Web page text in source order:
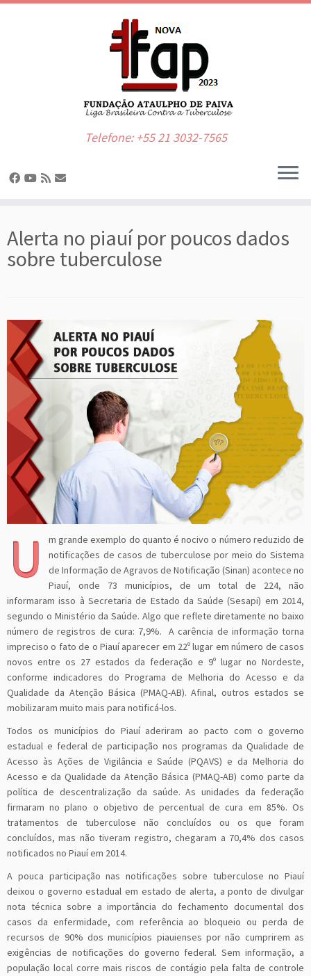
content
Telefone: +55 21 3032-7565
Alerta no piauí por poucos dados
sobre tuberculose
U
m grande exemplo do quanto é nocivo o número reduzido de
notificações de casos de tuberculose por meio do Sistema
de Informação de Agravos de Notificação (Sinan) acontece no
Piauí, onde 73 municípios, de um total de 224, não
informaram isso à Secretaria de Estado da Saúde (Sesapi) em 2014,
segundo o Ministério da Saúde. Algo que reflete diretamente no baixo
número de registros de cura: 7,9%. A carência de informação torna
impreciso o fato de o Piauí aparecer em 22º lugar em número de casos
novos entre os 27 estados da federação e 9º lugar no Nordeste,
conforme indicadores do Programa de Melhoria do Acesso e da
Qualidade da Atenção Básica (PMAQ-AB). Afinal, outros estados se
mobilizaram muito mais para notificá-los.
Todos os municípios do Piauí aderiram ao pacto com o governo
estadual e federal de participação nos programas da Qualidade de
Acesso às Ações de Vigilância e Saúde (PQAVS) e da Melhoria do
Acesso e da Qualidade da Atenção Básica (PMAQ-AB) como parte da
política de descentralização da saúde. As unidades da federação
firmaram no plano o objetivo de percentual de cura em 85%. Os
tratamentos de tuberculose não concluídos ou os que foram
concluídos, mas não tiveram registro, chegaram a 70,4% dos casos
notificados no Piauí em 2014.
A pouca participação nas notificações sobre tuberculose no Piauí
deixou o governo estadual em estado de alerta, a ponto de divulgar
nota técnica sobre a importância do fechamento documental dos
casos da enfermidade, com referência ao bloqueio ou perda de
recursos de 90% dos municípios piauienses por não cumprirem as
exigências de notificações do governo federal. Sem informação, a
população local corre mais riscos de contágio pela falta de controle